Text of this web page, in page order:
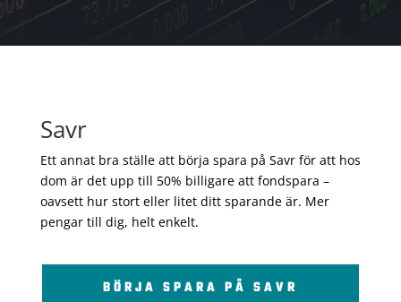
Savr
Ett annat bra ställe att börja spara på Savr för att hos
dom är det upp till 50% billigare att fondspara –
oavsett hur stort eller litet ditt sparande är. Mer
pengar till dig, helt enkelt.
BÖRJA SPARA PÅ SAVR